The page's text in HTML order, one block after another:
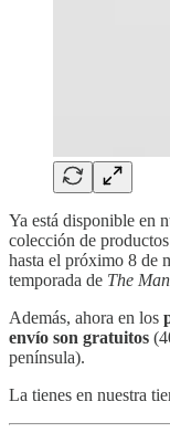
Ya está disponible en
colección de productos
hasta el próximo 8 de
temporada de The
Además, ahora en los
envío son gratuitos
península).
La tienes en nuestra